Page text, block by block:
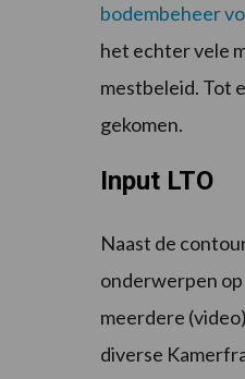
bodembeheer
het echter vele
mestbeleid. Tot
gekomen.
Input LTO
Naast de
onderwerpen op
meerdere
diverse